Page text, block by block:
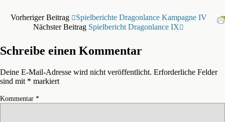
Vorheriger Beitrag
Spielberichte Dragonlance Kampagne IV
Nächster Beitrag Spielbericht Dragonlance IX
Schreibe einen Kommentar
Deine E-Mail-Adresse wird nicht veröffentlicht. Erforderliche Felder
sind mit * markiert
Kommentar *